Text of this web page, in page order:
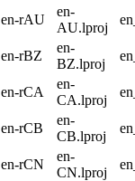
en-rAU
en-
AU.lproj
en-rBZ
en-
BZ.lproj
en-rCA
en-
CA.lproj
en-rCB
en-
CB.lproj
en-rCN
en-
CN.lproj